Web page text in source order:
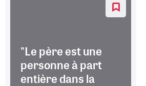
"Le père est une
personne à part
entière dans la